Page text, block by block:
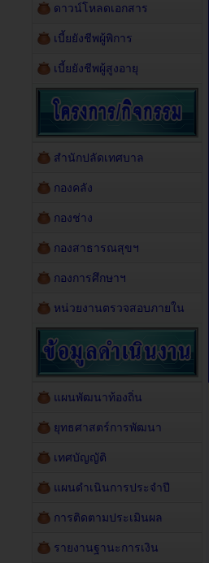
ดาวน์โหลดเอกสาร
เบี้ยยังชีพผู้พิการ
เบี้ยยังชีพผู้สูงอายุ
สำนักปลัดเทศบาล
กองคลัง
กองช่าง
กองสาธารณสุขฯ
กองการศึกษาฯ
หน่วยงานตรวจสอบภายใน
แผนพัฒนาท้องถิ่น
ยุทธศาสตร์การพัฒนา
เทศบัญญัติ
แผนดำเนินการประจำปี
การติดตามประเมินผล
รายงานฐานะการเงิน